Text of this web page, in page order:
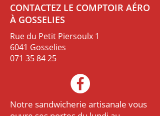
CONTACTEZ LE COMPTOIR AÉRO
À GOSSELIES
Rue du Petit Piersoulx 1
6041 Gosselies
071 35 84 25
Notre sandwicherie artisanale vous